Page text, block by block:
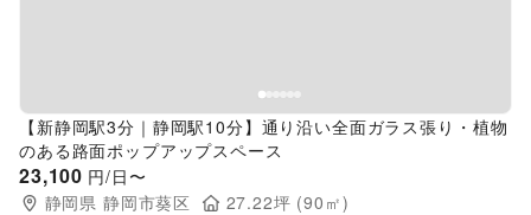
【新静岡駅3分｜静岡駅10分】通り沿い全面ガラス張り・植物
のある路面ポップアップスペース
23,100 円/日〜
静岡県 静岡市葵区 27.22坪 (90 ㎡)